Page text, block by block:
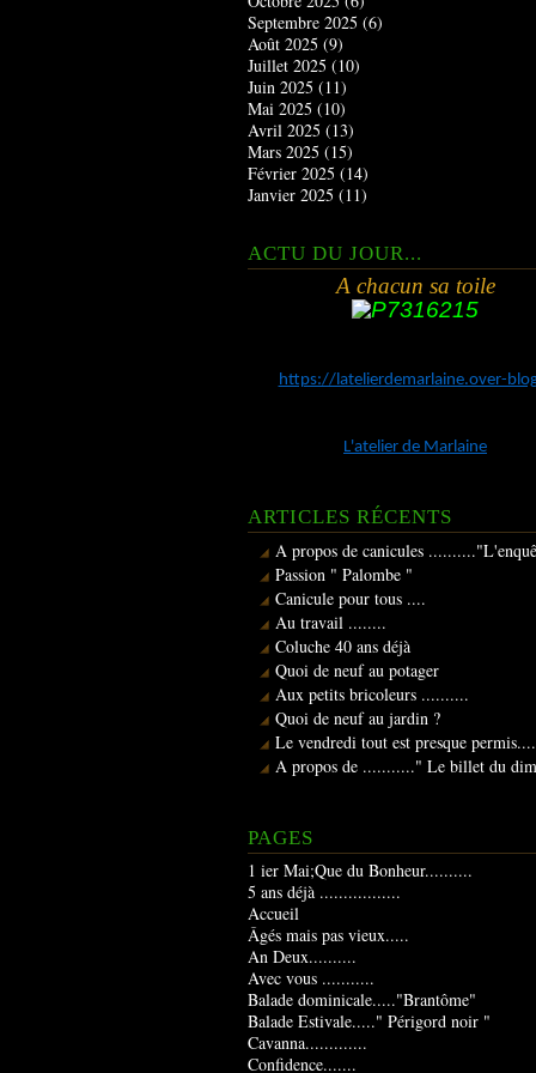
Septembre 2025 (6)
Août 2025 (9)
Juillet 2025 (10)
Juin 2025 (11)
Mai 2025 (10)
Avril 2025 (13)
Mars 2025 (15)
Février 2025 (14)
Janvier 2025 (11)
ACTU DU JOUR...
A chacun sa toile
https://latelierdemarlaine.over-
L'atelier de Marlaine
ARTICLES RÉCENTS
A propos de canicules
Passion " Palombe "
Canicule pour tous ....
Au travail ........
Coluche 40 ans déjà
Quoi de neuf au potager
Aux petits bricoleurs ..........
Quoi de neuf au jardin ?
Le vendredi tout est presque
A propos de ..........." Le billet du
PAGES
1 ier Mai;Que du Bonheur..........
5 ans déjà .................
Accueil
Âgés mais pas vieux.....
An Deux..........
Avec vous ...........
Balade dominicale....."Brantôme"
Balade Estivale....." Périgord noir "
Cavanna.............
Confidence.......